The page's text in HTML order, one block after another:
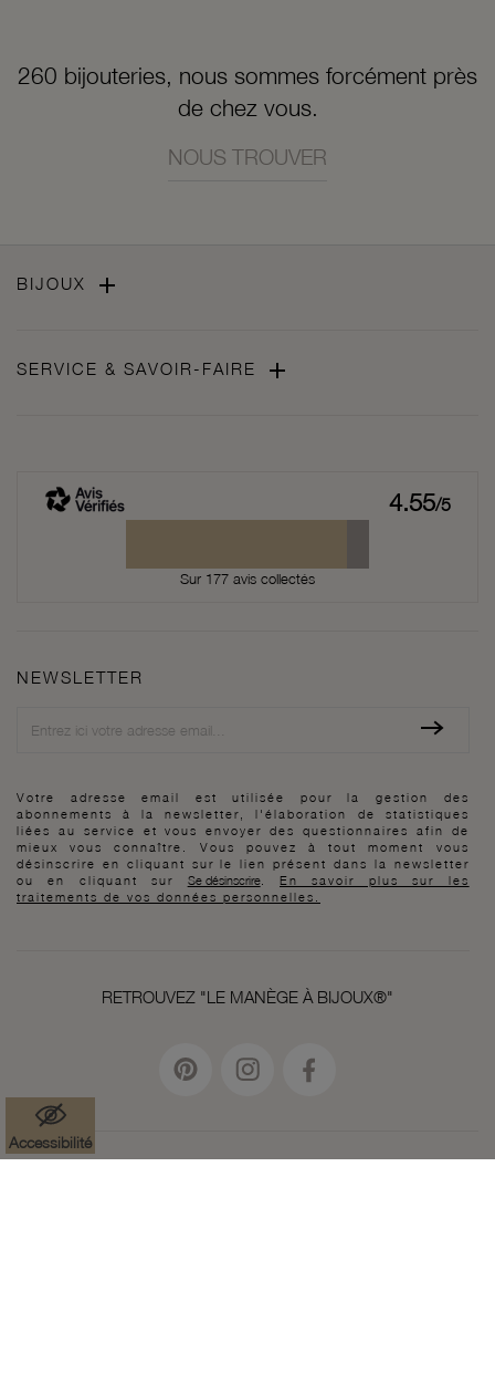
260 bijouteries, nous sommes forcément près
de chez vous.
NOUS TROUVER
BIJOUX 
SERVICE & SAVOIR-FAIRE 
4.55/5
Sur 177 avis collectés
NEWSLETTER
Votre adresse email est utilisée pour la gestion des
abonnements à la newsletter, l'élaboration de statistiques
liées au service et vous envoyer des questionnaires afin de
mieux vous connaître. Vous pouvez à tout moment vous
désinscrire en cliquant sur le lien présent dans la newsletter
ou en cliquant sur Se désinscrire.En savoir plus sur les
traitements de vos données personnelles.
RETROUVEZ "LE MANÈGE À BIJOUX®"
Accessibilité